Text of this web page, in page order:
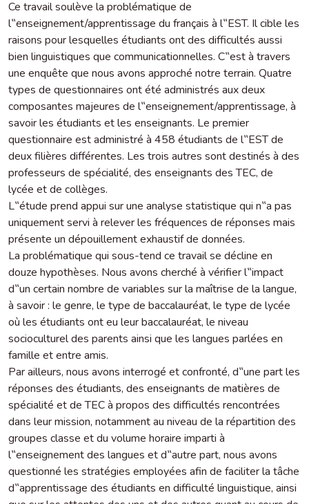
Ce travail soulève la problématique de
l‟enseignement/apprentissage du français à l‟EST. Il cible les
raisons pour lesquelles étudiants ont des difficultés aussi
bien linguistiques que communicationnelles. C‟est à travers
une enquête que nous avons approché notre terrain. Quatre
types de questionnaires ont été administrés aux deux
composantes majeures de l‟enseignement/apprentissage, à
savoir les étudiants et les enseignants. Le premier
questionnaire est administré à 458 étudiants de l‟EST de
deux filières différentes. Les trois autres sont destinés à des
professeurs de spécialité, des enseignants des TEC, de
lycée et de collèges.
L‟étude prend appui sur une analyse statistique qui n‟a pas
uniquement servi à relever les fréquences de réponses mais
présente un dépouillement exhaustif de données.
La problématique qui sous-tend ce travail se décline en
douze hypothèses. Nous avons cherché à vérifier l‟impact
d‟un certain nombre de variables sur la maîtrise de la langue,
à savoir : le genre, le type de baccalauréat, le type de lycée
où les étudiants ont eu leur baccalauréat, le niveau
socioculturel des parents ainsi que les langues parlées en
famille et entre amis.
Par ailleurs, nous avons interrogé et confronté, d‟une part les
réponses des étudiants, des enseignants de matières de
spécialité et de TEC à propos des difficultés rencontrées
dans leur mission, notamment au niveau de la répartition des
groupes classe et du volume horaire imparti à
l‟enseignement des langues et d‟autre part, nous avons
questionné les stratégies employées afin de faciliter la tâche
d‟apprentissage des étudiants en difficulté linguistique, ainsi